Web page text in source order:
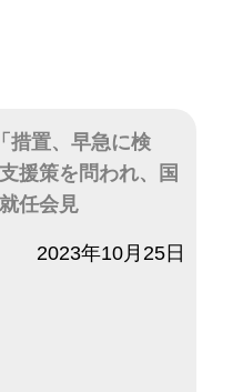
措置、早急に検
援策を問われ、国
任会見
2023年10月25日